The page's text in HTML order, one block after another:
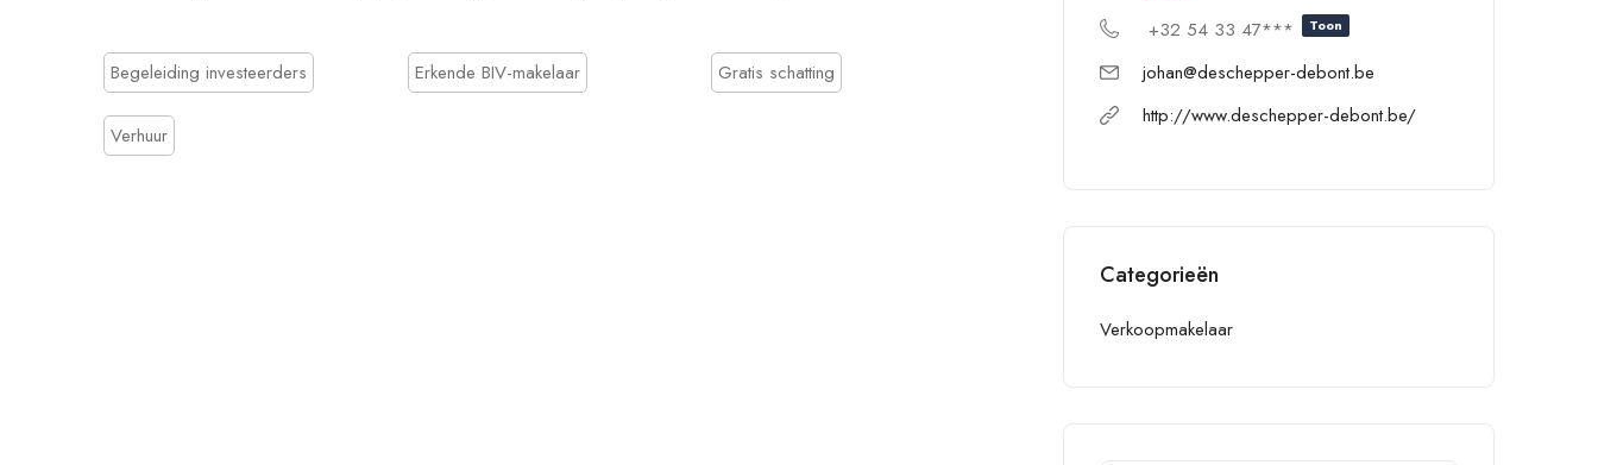
Begeleiding investeerders Erkende BIV-makelaar Gratis schatting
Verhuur
+32 54 33 47***
Toon
johan@deschepper-debont.be
http://www.deschepper-debont.be/
Categorieën
Verkoopmakelaar